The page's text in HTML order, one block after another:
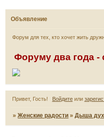
Объявление
Форум для тех, кто хочет жить
Форуму два года -
Привет, Гость! Войдитеили
»Женские радости »Дыша